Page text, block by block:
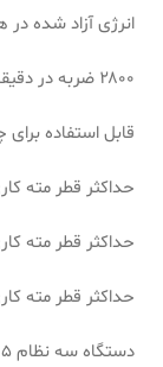
انرژی آزاد شده در هر
۲۸۰۰ ضربه در دقیقه
قابل استفاده
حداکثر قطر مته کاری در
حداکثر قطر مته کاری در
حداکثر قطر مته کاری در
دستگاه سه نظام ۵ شیار SDS MAX